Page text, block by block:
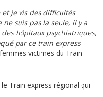
et je vis des difficultés
ne suis pas la seule, il y a
hôpitaux psychiatriques,
par ce train express
victimes du Train
Train express régional qui